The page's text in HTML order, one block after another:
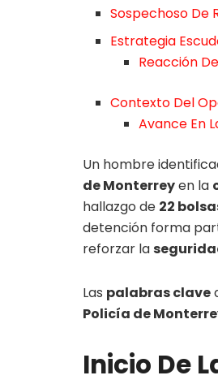
Sospechoso De
Estrategia
Reacción
Contexto Del
Avance En
Un hombre
de Monterreyen la
hallazgo de 22
detención forma
reforzar la
Las palabras clave
Policía de
Inicio De